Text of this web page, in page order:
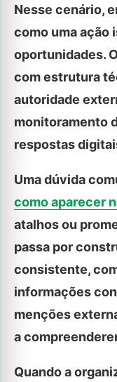
Nesse cenário,
como uma ação
oportunidades.
com estrutura
autoridade
monitoramento
respostas
Uma dúvida
como aparecer
atalhos ou
passa por
consistente,
informações
menções
a
Quando a